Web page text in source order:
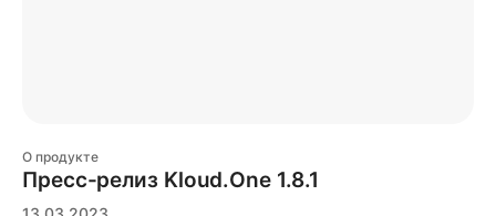
О продукте
Пресс-релиз Kloud.One 1.8.1